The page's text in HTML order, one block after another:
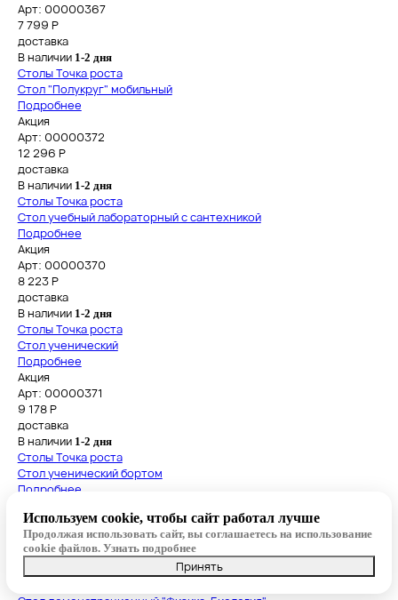
Арт: 00000367
7 799 Р
доставка
В наличии 1-2 дня
Столы Точка роста
Стол "Полукруг" мобильный
Подробнее
Акция
Арт: 00000372
12 296 Р
доставка
В наличии 1-2 дня
Столы Точка роста
Стол учебный лабораторный с сантехникой
Подробнее
Акция
Арт: 00000370
8 223Р
доставка
В наличии 1-2 дня
Столы Точка роста
Стол ученический
Подробнее
Акция
Арт: 00000371
9 178Р
доставка
В наличии 1-2 дня
Столы Точка роста
Стол ученический бортом
Подробнее
Арт: 00000374
43 010Р
доставка
Используем cookie, чтобы сайт работал лучше
Продолжая использовать сайт, вы соглашаетесь на использование
cookie файлов.Узнать подробнее
Принять